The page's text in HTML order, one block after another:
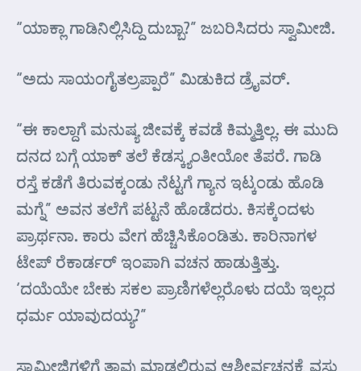
“ಯಾಕ್ಲಾ ಗಾಡಿನಿಲ್ಲಿಸಿದ್ದಿ ದುಬ್ಬಾ?” ಜಬರಿಸಿದರು ಸ್ವಾಮೀಜಿ.
“ಅದು ಸಾಯಂಗೈತಲ್ರಪ್ಪಾರೆ” ಮಿಡುಕಿದ ಡ್ರೈವರ್.
“ಈ ಕಾಲ್ದಾಗೆ ಮನುಷ್ಯ ಜೀವಕ್ಕೆ ಕವಡೆ ಕಿಮ್ಮತ್ತಿಲ್ಲ. ಈ ಮುದಿ
ದನದ ಬಗ್ಗೆ ಯಾಕ್ ತಲೆ ಕೆಡಸ್ಕ್ಯಂತೀಯೋ ತೆಪರೆ. ಗಾಡಿ
ರಸ್ತೆ ಕಡೆಗೆ ತಿರುವಕ್ಕಂಡು ನೆಟ್ಟಗೆ ಗ್ಯಾನ ಇಟ್ಕಂಡು ಹೊಡಿ
ಮಗ್ನೆ” ಅವನ ತಲೆಗೆ ಪಟ್ಟನೆ ಹೊಡೆದರು. ಕಿಸಕ್ಕೆಂದಳು
ಪ್ರಾರ್ಥನಾ. ಕಾರು ವೇಗ ಹೆಚ್ಚಿಸಿಕೊಂಡಿತು. ಕಾರಿನಾಗಳ
ಟೇಪ್ ರೆಕಾರ್ಡರ್ ಇಂಪಾಗಿ ವಚನ ಹಾಡುತ್ತಿತ್ತು.
‘ದಯೆಯೇ ಬೇಕು ಸಕಲ ಪ್ರಾಣಿಗಳೆಲ್ಲರೊಳು ದಯೆ ಇಲ್ಲದ
ಧರ್ಮ ಯಾವುದಯ್ಯ?”
ಸ್ವಾಮೀಜಿಗಳಿಗೆ ತಾವು ಮಾಡಲಿರುವ ಆಶೀರ್ವಚನಕ್ಕೆ ವಸ್ತು